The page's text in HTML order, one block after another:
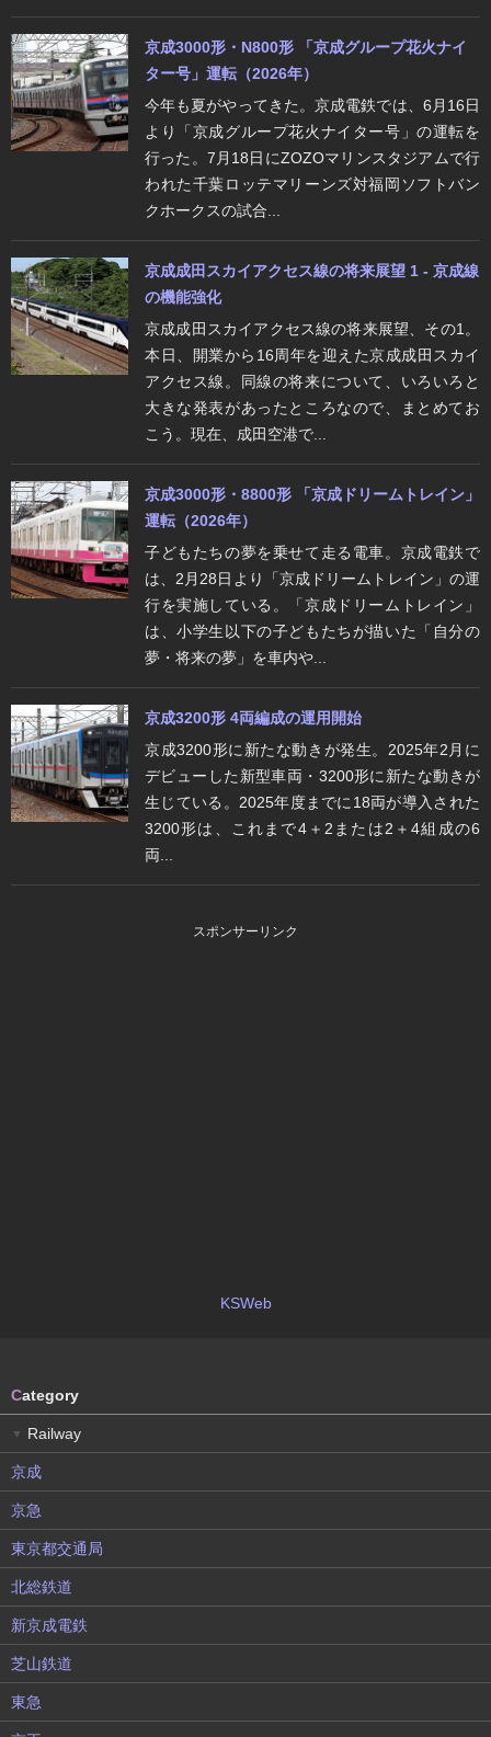
京成3000形・N800形 「京成グループ花火ナイ
ター号」運転（2026年）
今年も夏がやってきた。京成電鉄では、6月16日
より「京成グループ花火ナイター号」の運転を
行った。7月18日にZOZOマリンスタジアムで行
われた千葉ロッテマリーンズ対福岡ソフトバン
クホークスの試合...
京成成田スカイアクセス線の将来展望 1 - 京成線
の機能強化
京成成田スカイアクセス線の将来展望、その1。
本日、開業から16周年を迎えた京成成田スカイ
アクセス線。同線の将来について、いろいろと
大きな発表があったところなので、まとめてお
こう。現在、成田空港で...
京成3000形・8800形 「京成ドリームトレイン」
運転（2026年）
子どもたちの夢を乗せて走る電車。京成電鉄で
は、2月28日より「京成ドリームトレイン」の運
行を実施している。「京成ドリームトレイン」
は、小学生以下の子どもたちが描いた「自分の
夢・将来の夢」を車内や...
京成3200形 4両編成の運用開始
京成3200形に新たな動きが発生。2025年2月に
デビューした新型車両・3200形に新たな動きが
生じている。2025年度までに18両が導入された
3200形は、これまで4＋2または2＋4組成の6
両...
スポンサーリンク
KSWeb
Category
▼ Railway
京成
京急
東京都交通局
北総鉄道
新京成電鉄
芝山鉄道
東急